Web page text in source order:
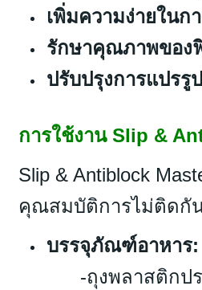
เพิ่มความง่ายในก
รักษาคุณภาพของ
ปรับปรุงการแปรรู
การใช้งาน Slip &
Slip & Antiblock
คุณสมบัติการไม่ติดกั
บรรจุภัณฑ์อาหาร:
-ถุงพลาสติกประเ